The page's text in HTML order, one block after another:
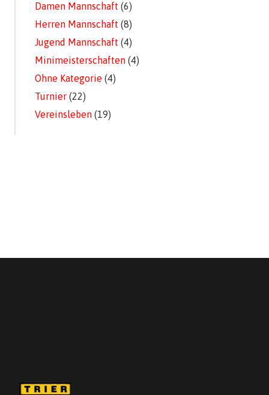
Damen Mannschaft (6)
Herren Mannschaft (8)
Jugend Mannschaft (4)
Minimeisterschaften (4)
Ohne Kategorie (4)
Turnier (22)
Vereinsleben (19)